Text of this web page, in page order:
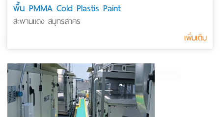
พื้น PMMA Cold Plastis Paint
สะพานแดง สมุทรสาคร
เพิ่มเติม